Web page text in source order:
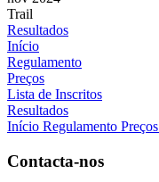
Trail
Resultados
Início
Regulamento
Preços
Lista de Inscritos
Resultados
Início Regulamento Preços
Contacta-nos